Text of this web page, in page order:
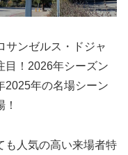
サンゼルス・ドジャ
目！2026年シーズン
2025年の名場シーン
も人気の高い来場者特